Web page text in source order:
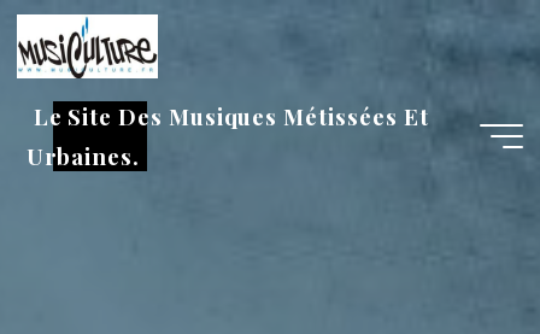
Aller
au
contenu
Le Site Des Musiques Métissées Et
Urbaines.